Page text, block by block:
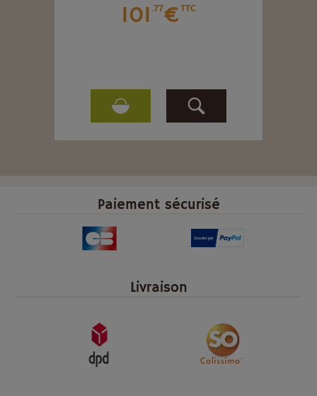
101 .77€TTC
Paiement sécurisé
Livraison